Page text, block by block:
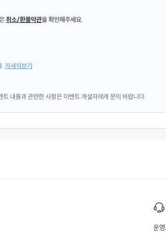
취소/환불약관을 확인해주세요.
자세히보기
내용과 관련한 사항은 이벤트 개설자에게 문의 바랍니다.
운